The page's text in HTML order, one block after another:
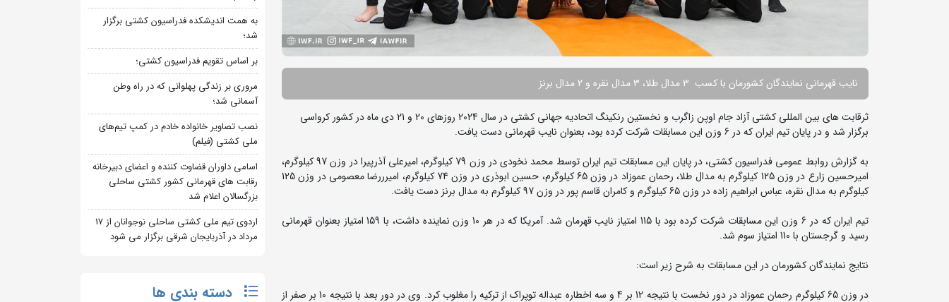
نایب قهرمانی نمایندگان کشورمان با کسب 3 مدال طلا، 3 مدال نقره و 2 مدال برنز
ثرقابت های بین المللی کشتی آزاد جام اوپن زاگرب و نخستین رنکینگ اتحادیه جهانی کشتی در سال 2024 روزهای 20 و 21 دی ماه در کشور کرواسی
برگزار شد و در پایان تیم ایران که در 6 وزن این مسابقات شرکت کرده بود، بعنوان نایب قهرمانی دست یافت.
به گزارش روابط عمومی فدراسیون کشتی، در پایان این مسابقات تیم ایران توسط محمد نخودی در وزن 79 کیلوگرم، امیرعلی آذرپیرا در وزن 97 کیلوگرم،
امیرحسین زارع در وزن 125 کیلوگرم به مدال طلا، رحمان عموزاد در وزن 65 کیلوگرم، حسین ابوذری در وزن 74 کیلوگرم، امیرررضا معصومی در وزن 125
کیلوگرم به مدال نقره، عباس ابراهیم زاده در وزن 65 کیلوگرم و کامران قاسم پور در وزن 97 کیلوگرم به مدال برنز دست یافت.
تیم ایران که در 6 وزن این مسابقات شرکت کرده بود با 115 امتیاز نایب قهرمان شد. آمریکا که در هر 10 وزن نماینده داشت، با 159 امتیاز بعنوان قهرمانی
رسید و گرجستان با 110 امتیاز سوم شد.
نتایج نمایندگان کشورمان در این مسابقات به شرح زیر است:
در وزن 65 کیلوگرم رحمان عموزاد در دور نخست با نتیجه 12 بر 4 و سه اخطاره عبداله توپراک از ترکیه را مغلوب کرد. وی در دور بعد با نتیجه 10 بر صفر از
به همت اندیشکده فدراسیون کشتی برگزار
شد؛
بر اساس تقویم فدراسیون کشتی؛
مروری بر زندگی پهلوانی که در راه وطن
آسمانی شد؛
نصب تصاویر خانواده خادم در کمپ تیم‌های
ملی کشتی (فیلم)
اسامی داوران قضاوت کننده و اعضای دبیرخانه
رقابت های قهرمانی کشور کشتی ساحلی
بزرگسالان اعلام شد
اردوی تیم ملی کشتی ساحلی نوجوانان از 17
مرداد در آذربایجان شرقی برگزار می شود
دسته بندی ها